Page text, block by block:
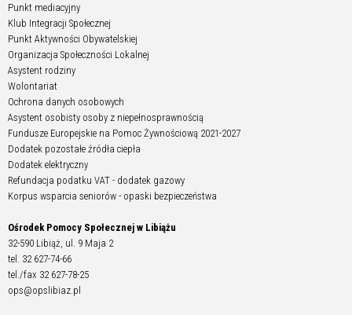
Punkt mediacyjny
Klub Integracji Społecznej
Punkt Aktywności Obywatelskiej
Organizacja Społeczności Lokalnej
Asystent rodziny
Wolontariat
Ochrona danych osobowych
Asystent osobisty osoby z niepełnosprawnością
Fundusze Europejskie na Pomoc Żywnościową 2021-2027
Dodatek pozostałe źródła ciepła
Dodatek elektryczny
Refundacja podatku VAT - dodatek gazowy
Korpus wsparcia seniorów - opaski bezpieczeństwa
Ośrodek Pomocy Społecznej w Libiążu
32-590 Libiąż, ul. 9 Maja 2
tel. 32 627-74-66
tel./fax 32 627-78-25
ops@opslibiaz.pl